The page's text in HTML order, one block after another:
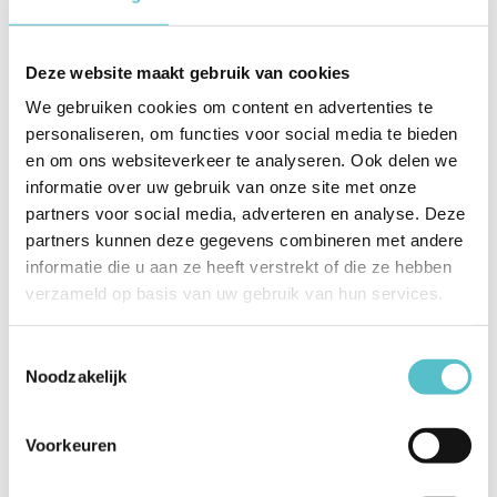
Deze website maakt gebruik van cookies
We gebruiken cookies om content en advertenties te
personaliseren, om functies voor social media te bieden
en om ons websiteverkeer te analyseren. Ook delen we
informatie over uw gebruik van onze site met onze
partners voor social media, adverteren en analyse. Deze
partners kunnen deze gegevens combineren met andere
informatie die u aan ze heeft verstrekt of die ze hebben
verzameld op basis van uw gebruik van hun services.
Noodzakelijk
Voorkeuren
gebruiken in een slaapkamer of op een stille
werkplek, kies dan voor een stille
luchtbevochtiger zoals een ultrasone bevochtiger.
Onderhoud: Sommige luchtbevochtigers
vereisen meer onderhoud dan andere. Een
ultrasone luchtbevochtiger is bijvoorbeeld vaak
Wat is relatieve luchtvochtigheid?
Luchtvochtigheid, in relatieve zin uitgedrukt in %, staat
temperatuur. Hoe hoger de temperatuur hoe meer